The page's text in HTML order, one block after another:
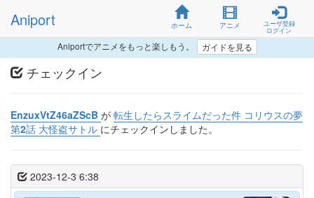
Aniport ホーム アニメ
ユーザ登録
ログイン
Aniportでアニメをもっと楽しもう。 ガイドを見る
チェックイン
EnzuxVtZ46aZScB が 転生したらスライムだった件 コリウスの夢
第2話 大怪盗サトル にチェックインしました。
2023-12-3 6:38